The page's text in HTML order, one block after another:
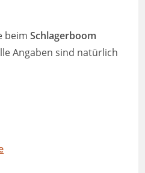
beimSchlagerboom
Angaben sind natürlich